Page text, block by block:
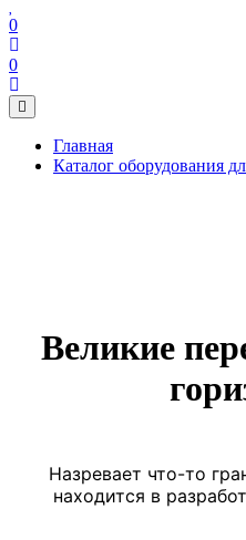
0
0
Главная
Каталог оборудования
Великие
Назревает что-то
находится в